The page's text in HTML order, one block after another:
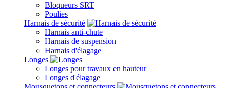
Bloqueurs SRT
Poulies
Harnais de sécurité
Harnais anti-chute
Harnais de suspension
Harnais d'élagage
Longes
Longes pour travaux en hauteur
Longes d'élagage